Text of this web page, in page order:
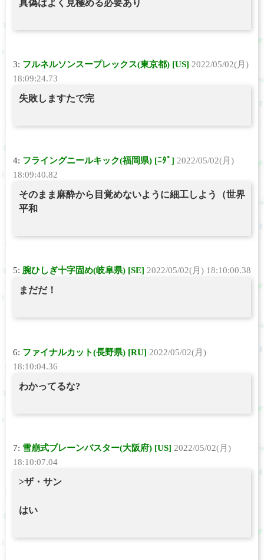
真偽はよく見極める必要あり
3: フルネルソンスープレックス(東京都) [US] 2022/05/02(月)
18:09:24.73
失敗しますたで完
4: フライングニールキック(福岡県) [ﾆﾀﾞ] 2022/05/02(月)
18:09:40.82
そのまま麻酔から目覚めないように細工しよう（世界
平和
5: 腕ひしぎ十字固め(岐阜県) [SE] 2022/05/02(月) 18:10:00.38
まだだ！
6: ファイナルカット(長野県) [RU] 2022/05/02(月)
18:10:04.36
わかってるな?
7: 雪崩式ブレーンバスター(大阪府) [US] 2022/05/02(月)
18:10:07.04
>ザ・サン
はい